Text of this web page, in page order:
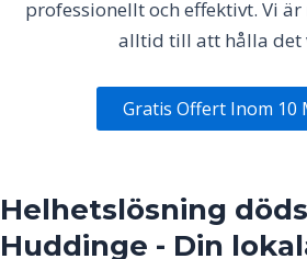
professionellt och effektivt. Vi
alltid till att hålla det
Gratis Offert Inom 10
Helhetslösning
Huddinge - Din